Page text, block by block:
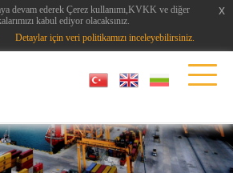
devam ederek Çerez kullanımı,KVKK ve diğer
kabul ediyor olacaksınız.
Detaylar için veri politikamızı inceleyebilirsiniz.
x
x